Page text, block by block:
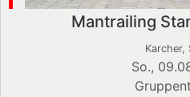
Mantrailing
Karcher,
So.,